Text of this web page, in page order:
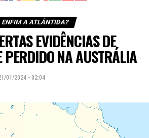
ENFIM A ATLÂNTIDA?
EVIDÊNCIAS DE
PERDIDO NA AUSTRÁLIA
01/2024 - 02:04